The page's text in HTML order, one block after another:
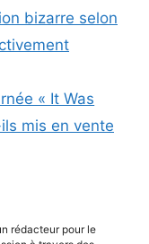
bizarre selon
« It Was
mis en vente
rédacteur pour le